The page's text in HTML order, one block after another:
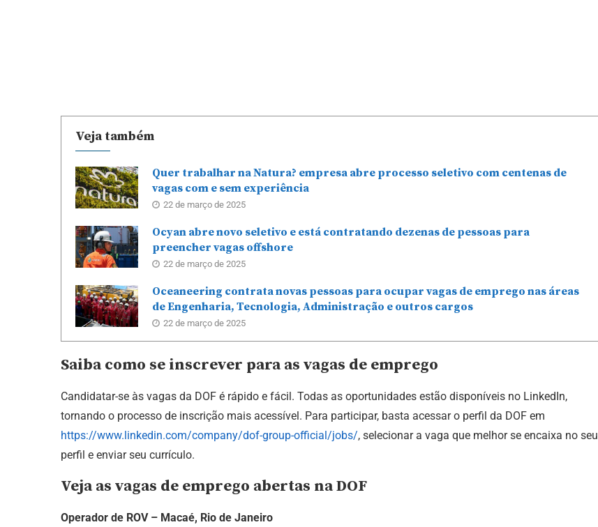
Veja também
Quer trabalhar na Natura? empresa abre processo seletivo com centenas de
vagas com e sem experiência
22 de março de 2025
Ocyan abre novo seletivo e está contratando dezenas de pessoas para
preencher vagas offshore
22 de março de 2025
Oceaneering contrata novas pessoas para ocupar vagas de emprego nas áreas
de Engenharia, Tecnologia, Administração e outros cargos
22 de março de 2025
Saiba como se inscrever para as vagas de emprego
Candidatar-se às vagas da DOF é rápido e fácil. Todas as oportunidades estão disponíveis no LinkedIn,
tornando o processo de inscrição mais acessível. Para participar, basta acessar o perfil da DOF em
https://www.linkedin.com/company/dof-group-official/jobs/, selecionar a vaga que melhor se encaixa no seu
perfil e enviar seu currículo.
Veja as vagas de emprego abertas na DOF
Operador de ROV – Macaé, Rio de Janeiro